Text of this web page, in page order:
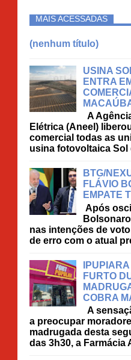
MAIS ACESSADAS
(nenhum título)
USINA
ENTRA
A
Elétrica (Aneel)
comercial todas as
usina fotovoltaica Sol
BTG/
FLÁVIO
EMPATE
Após
nas intenções de
de erro com o atual
FURTO
COBRA
A
a preocupar
madrugada desta
das 3h30, a Farmácia